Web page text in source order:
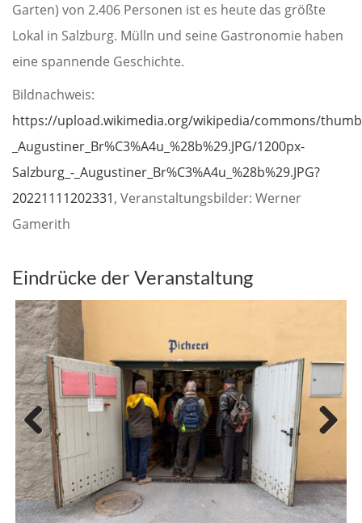
Garten) von 2.406 Personen ist es heute das größte
Lokal in Salzburg. Mülln und seine Gastronomie haben
eine spannende Geschichte.
Bildnachweis:
https://upload.wikimedia.org/wikipedia/commons/
_Augustiner_Br%C3%A4u_%28b%29.JPG/1200px-
Salzburg_-_Augustiner_Br%C3%A4u_%28b%29.JPG?
20221111202331, Veranstaltungsbilder: Werner
Gamerith
Eindrücke der Veranstaltung
Previous Next